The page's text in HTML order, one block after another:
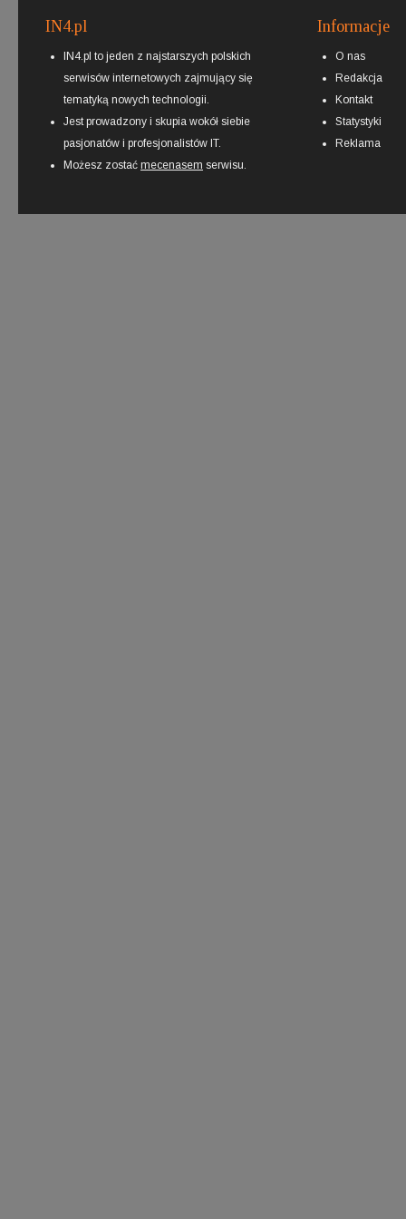
IN4.pl
IN4.pl to jeden z najstarszych polskich
serwisów internetowych zajmujący się
tematyką nowych technologii.
Jest prowadzony i skupia wokół siebie
pasjonatów i profesjonalistów IT.
Możesz zostać mecenasem serwisu.
Informacje
O nas
Redakcja
Kontakt
Statystyki
Reklama